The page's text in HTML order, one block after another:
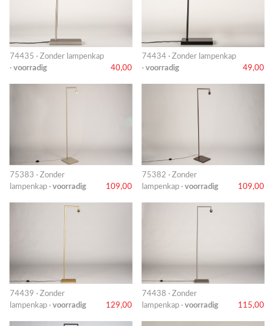
74435 · Zonder lampenkap
· voorradig 40,00
74434 · Zonder lampenkap
· voorradig 49,00
75383 · Zonder
lampenkap · voorradig 109,00
75382 · Zonder
lampenkap · voorradig 109,00
74439 · Zonder
lampenkap · voorradig 129,00
74438 · Zonder
lampenkap · voorradig 115,00